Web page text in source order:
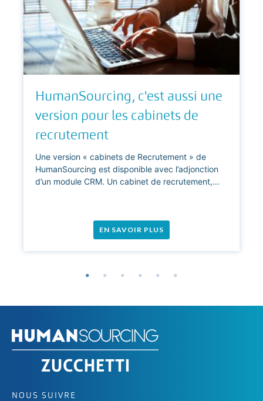
HumanSourcing, c'est aussi une
version pour les cabinets de
recrutement
Une version « cabinets de Recrutement » de
HumanSourcing est disponible avec l’adjonction
d’un module CRM. Un cabinet de recrutement,...
EN SAVOIR PLUS
NOUS SUIVRE